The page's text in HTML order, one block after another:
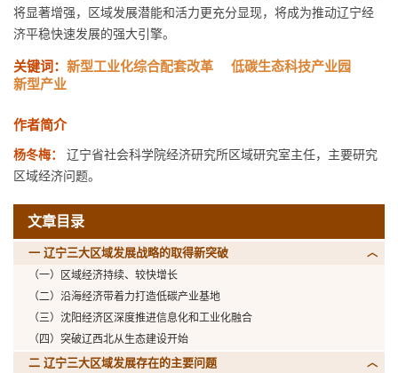
将显著增强，区域发展潜能和活力更充分显现，将成为推动辽宁经
济平稳快速发展的强大引擎。
关键词： 新型工业化综合配套改革
低碳生态科技产业园
新型产业
作者简介
杨冬梅：
辽宁省社会科学院经济研究所区域研究室主任，主要研究
区域经济问题。
文章目录
一 辽宁三大区域发展战略的取得新突破
（一）区域经济持续、较快增长
（二）沿海经济带着力打造低碳产业基地
（三）沈阳经济区深度推进信息化和工业化融合
（四）突破辽西北从生态建设开始
二 辽宁三大区域发展存在的主要问题